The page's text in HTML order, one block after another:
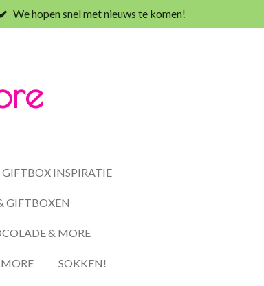
We hopen snel met nieuws te komen!
GIFTBOX INSPIRATIE
GIFTBOXEN
& MORE
MORE SOKKEN!